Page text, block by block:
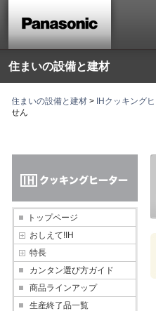
住まいの設備と建材
住まいの設備と建材 > IHクッキング
せん
ら
本
文
で
す。
トップページ
おしえて!IH
特長
カンタン選び方ガイド
商品ラインアップ
生産終了品一覧